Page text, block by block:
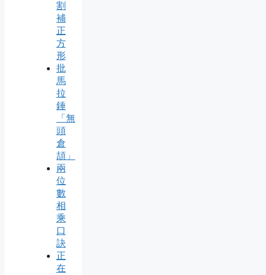
割
補
正
方
形
批
馬
拉
錘
「無
頭
倉
頡」
兩
位
數
相
乘
口
訣
正
在